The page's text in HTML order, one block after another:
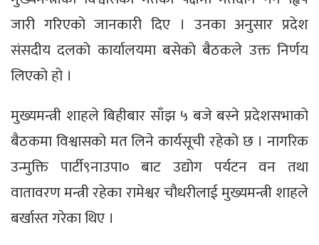
जारी गरिएको जानकारी दिए । उनका अनुसार प्रदेश
संसदीय दलको कार्यालयमा बसेको बैठकले उक्त निर्णय
लिएको हो ।
मुख्यमन्त्री शाहले बिहीबार साँझ ५ बजे बस्ने प्रदेशसभाको
बैठकमा विश्वासको मत लिने कार्यसूची रहेको छ । नागरिक
उन्मुक्ति पार्टी९नाउपा० बाट उद्योग पर्यटन वन तथा
वातावरण मन्त्री रहेका रामेश्वर चौधरीलाई मुख्यमन्त्री शाहले
बर्खास्त गरेका थिए ।